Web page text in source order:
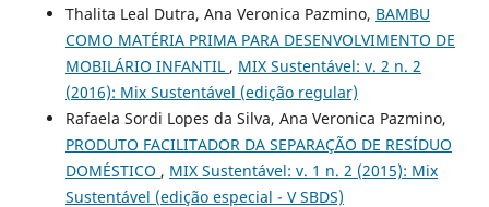
Thalita Leal Dutra, Ana Veronica Pazmino, BAMBU
COMO MATÉRIA PRIMA PARA DESENVOLVIMENTO DE
MOBILÁRIO INFANTIL , MIX Sustentável: v. 2 n. 2
(2016): Mix Sustentável (edição regular)
Rafaela Sordi Lopes da Silva, Ana Veronica Pazmino,
PRODUTO FACILITADOR DA SEPARAÇÃO DE RESÍDUO
DOMÉSTICO , MIX Sustentável: v. 1 n. 2 (2015): Mix
Sustentável (edição especial - V SBDS)